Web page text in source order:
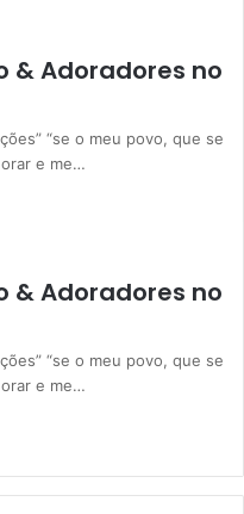
& Adoradores no
“se o meu povo, que se
e me…
& Adoradores no
“se o meu povo, que se
e me…